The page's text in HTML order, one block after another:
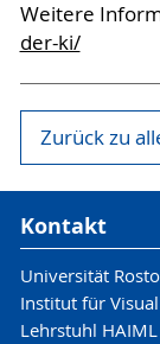
Weitere
der-ki/
Zurück zu
Kontakt
Universität
Institut für
Lehrstuhl HAIML